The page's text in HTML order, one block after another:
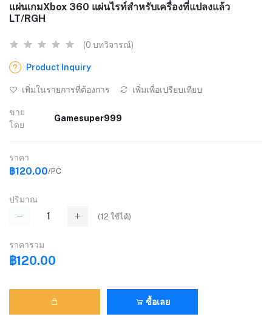
แผ่นเกมXbox 360 แผ่นไรท์สำหรับเครื่องที่แปลงแล้ว
LT/RGH
(0 บทวิจารณ์)
Product Inquiry
เพิ่มในรายการที่ต้องการ เพิ่มเพื่อเปรียบเทียบ
ขาย
โดย
Gamesuper999
ราคา
฿120.00/PC
ปริมาณ
(12 ใช้ได้)
ราคารวม
฿120.00
ซื้อเลย